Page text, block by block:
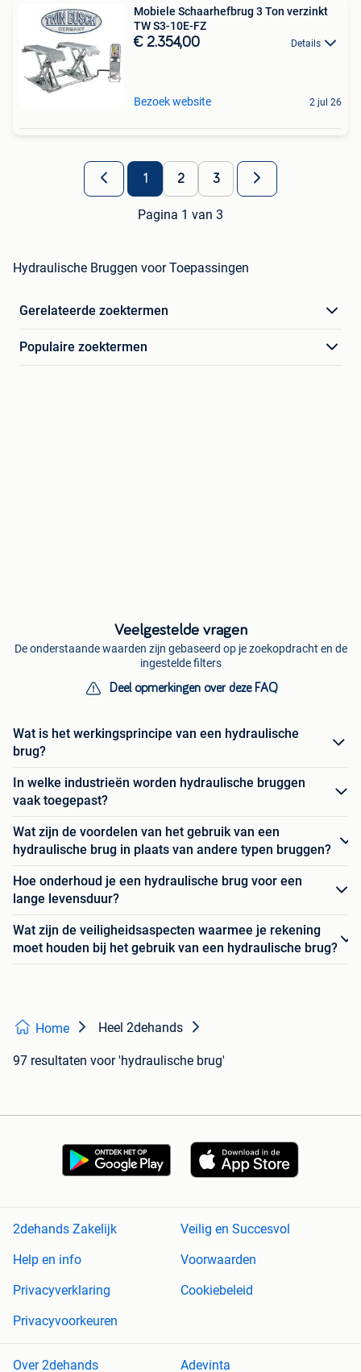
Mobiele Schaarhefbrug 3 Ton verzinkt
TW S3-10E-FZ
€ 2.354,00 Details
Bezoek website 2 jul 26
1 2 3
Pagina 1 van 3
Hydraulische Bruggen voor Toepassingen
Gerelateerde zoektermen
Populaire zoektermen
Veelgestelde vragen
De onderstaande waarden zijn gebaseerd op je zoekopdracht en de
ingestelde filters
Deel opmerkingen over deze FAQ
Wat is het werkingsprincipe van een hydraulische
brug?
In welke industrieën worden hydraulische bruggen
vaak toegepast?
Wat zijn de voordelen van het gebruik van een
hydraulische brug in plaats van andere typen bruggen?
Hoe onderhoud je een hydraulische brug voor een
lange levensduur?
Wat zijn de veiligheidsaspecten waarmee je rekening
moet houden bij het gebruik van een hydraulische brug?
Home Heel 2dehands
97 resultaten voor 'hydraulische brug'
2dehands Zakelijk
Veilig en Succesvol
Help en info
Voorwaarden
Privacyverklaring
Cookiebeleid
Privacyvoorkeuren
Over 2dehands Adevinta